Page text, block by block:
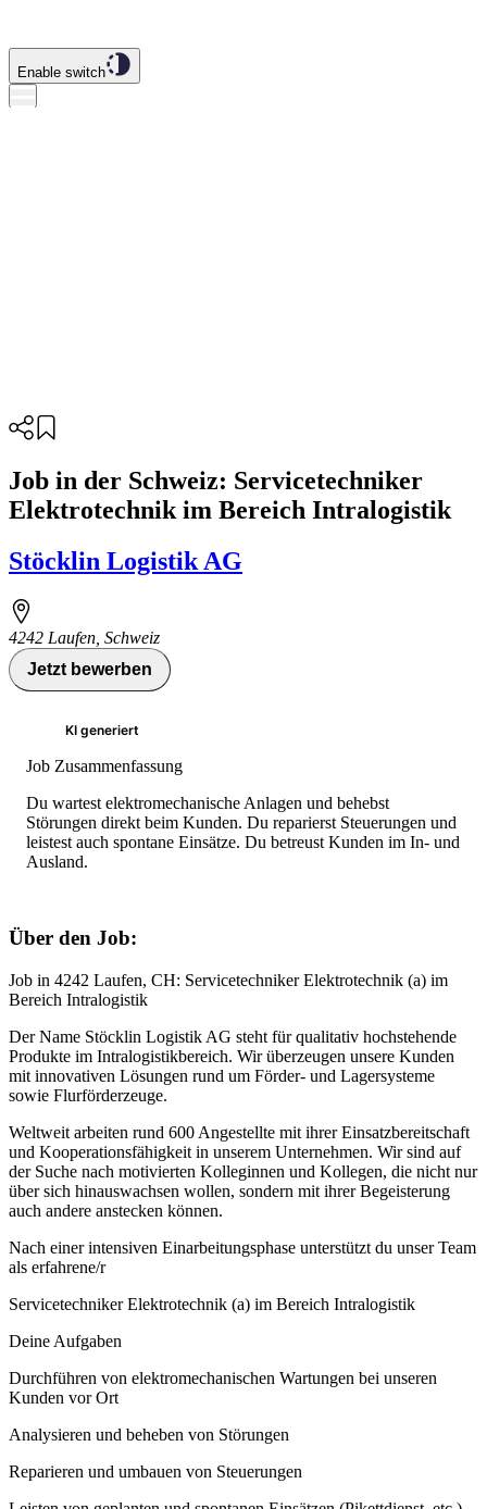
Enable switch
Job in der Schweiz: Servicetechniker
Elektrotechnik im Bereich Intralogistik
Stöcklin Logistik AG
4242 Laufen, Schweiz
Jetzt bewerben
KI generiert
Job Zusammenfassung
Du wartest elektromechanische Anlagen und behebst
Störungen direkt beim Kunden. Du reparierst Steuerungen und
leistest auch spontane Einsätze. Du betreust Kunden im In- und
Ausland.
Über den Job:
Job in 4242 Laufen, CH: Servicetechniker Elektrotechnik (a) im
Bereich Intralogistik
Der Name Stöcklin Logistik AG steht für qualitativ hochstehende
Produkte im Intralogistikbereich. Wir überzeugen unsere Kunden
mit innovativen Lösungen rund um Förder- und Lagersysteme
sowie Flurförderzeuge.
Weltweit arbeiten rund 600 Angestellte mit ihrer Einsatzbereitschaft
und Kooperationsfähigkeit in unserem Unternehmen. Wir sind auf
der Suche nach motivierten Kolleginnen und Kollegen, die nicht nur
über sich hinauswachsen wollen, sondern mit ihrer Begeisterung
auch andere anstecken können.
Nach einer intensiven Einarbeitungsphase unterstützt du unser Team
als erfahrene/r
Servicetechniker Elektrotechnik (a) im Bereich Intralogistik
Deine Aufgaben
Durchführen von elektromechanischen Wartungen bei unseren
Kunden vor Ort
Analysieren und beheben von Störungen
Reparieren und umbauen von Steuerungen